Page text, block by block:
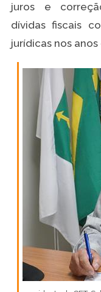
juros e
dívidas fiscais
jurídicas nos anos